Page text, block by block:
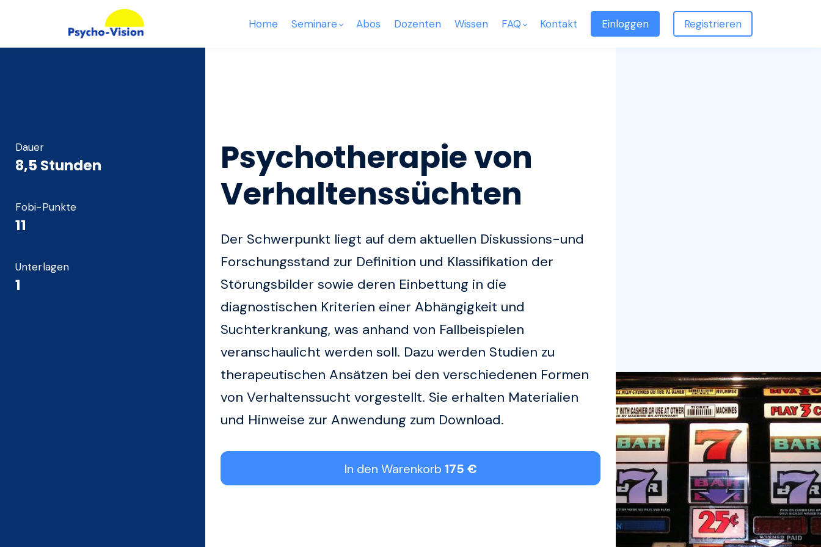
Home Seminare Abos Dozenten Wissen FAQ Kontakt Einloggen Registrieren
Dauer
8,5 Stunden
Fobi-Punkte
11
Unterlagen
1
Psychotherapie von
Verhaltenssüchten
Der Schwerpunkt liegt auf dem aktuellen Diskussions-und
Forschungsstand zur Definition und Klassifikation der
Störungsbilder sowie deren Einbettung in die
diagnostischen Kriterien einer Abhängigkeit und
Suchterkrankung, was anhand von Fallbeispielen
veranschaulicht werden soll. Dazu werden Studien zu
therapeutischen Ansätzen bei den verschiedenen Formen
von Verhaltenssucht vorgestellt. Sie erhalten Materialien
und Hinweise zur Anwendung zum Download.
In den Warenkorb 175 €